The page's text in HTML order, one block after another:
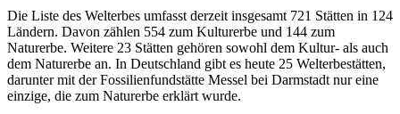
Die Liste des Welterbes umfasst derzeit insgesamt 721 Stätten in 124
Ländern. Davon zählen 554 zum Kulturerbe und 144 zum
Naturerbe. Weitere 23 Stätten gehören sowohl dem Kultur- als auch
dem Naturerbe an. In Deutschland gibt es heute 25 Welterbestätten,
darunter mit der Fossilienfundstätte Messel bei Darmstadt nur eine
einzige, die zum Naturerbe erklärt wurde.